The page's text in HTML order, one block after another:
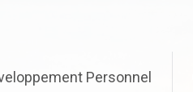
Personnel